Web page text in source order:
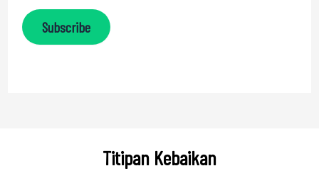
Subscribe
Titipan Kebaikan